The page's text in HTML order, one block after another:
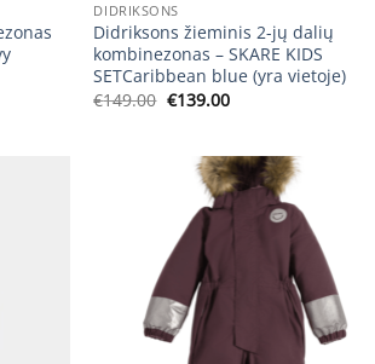
DIDRIKSONS
Didriksons žieminis 2-jų dalių
kombinezonas – SKARE KIDS
SETCaribbean blue (yra vietoje)
€149.00 Original
€139.00Current